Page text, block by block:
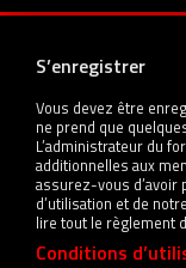
S’enregistrer
Vous devez être
ne prend que
L’administrateur du
additionnelles aux
assurez-vous d’avoir
d’utilisation et de
lire tout le règlement
Conditions